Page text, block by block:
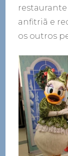
restaurante
anfitriã e
os outros